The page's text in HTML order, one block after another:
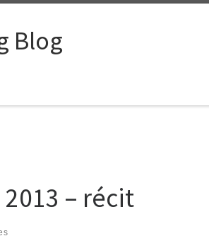
Blog
– récit